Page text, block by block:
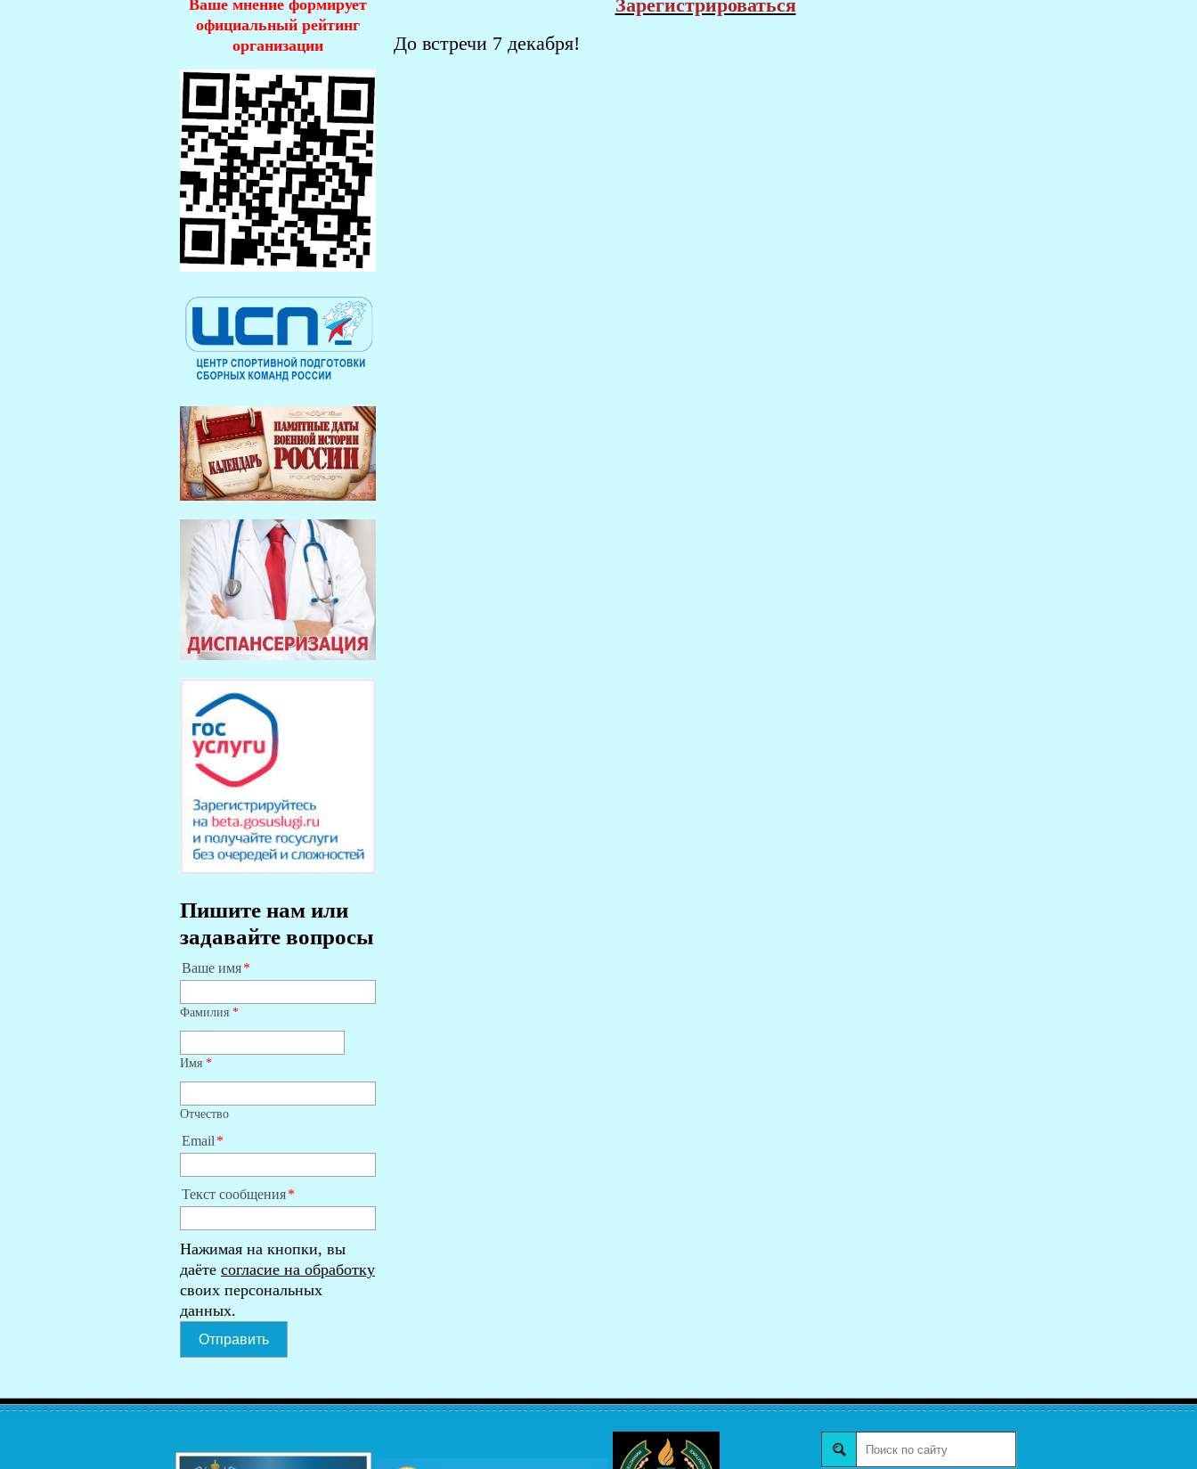
Ваше мнение формирует
официальный рейтинг
организации
Пишите нам или
задавайте вопросы
Ваше имя
Фамилия *
Имя *
Отчество
Email
Текст сообщения
Нажимая на кнопки, вы
даёте согласие на обработку
своих персональных
данных.
Отправить
Зарегистрироваться
До встречи 7 декабря!